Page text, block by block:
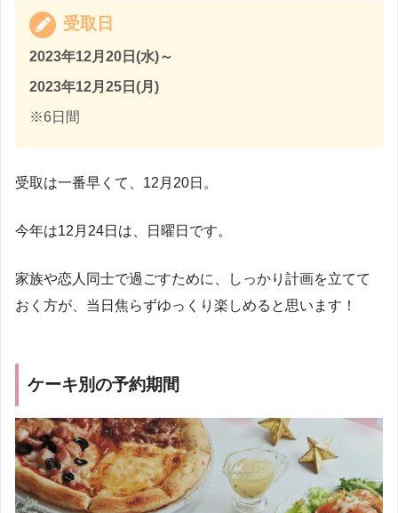
受取日
2023年12月20日(水)～
2023年12月25日(月)
※6日間
受取は一番早くて、12月20日。
今年は12月24日は、日曜日です。
家族や恋人同士で過ごすために、しっかり計画を立てて
おく方が、当日焦らずゆっくり楽しめると思います！
ケーキ別の予約期間